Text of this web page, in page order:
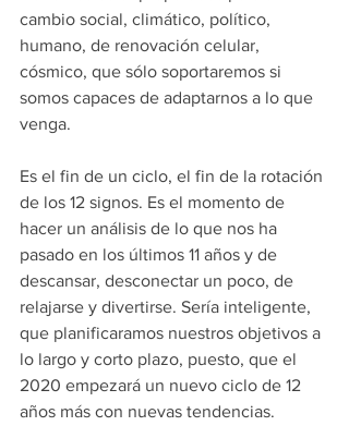
cambio social, climático, político,
humano, de renovación celular,
cósmico, que sólo soportaremos si
somos capaces de adaptarnos a lo que
venga.
Es el fin de un ciclo, el fin de la rotación
de los 12 signos. Es el momento de
hacer un análisis de lo que nos ha
pasado en los últimos 11 años y de
descansar, desconectar un poco, de
relajarse y divertirse. Sería inteligente,
que planificaramos nuestros objetivos a
lo largo y corto plazo, puesto, que el
2020 empezará un nuevo ciclo de 12
años más con nuevas tendencias.